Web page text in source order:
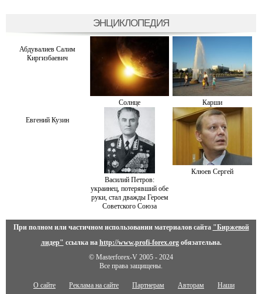
ЭНЦИКЛОПЕДИЯ
Абдувалиев Салим
Киргизбаевич
Солнце Карши
Евгений Кузин
Василий Петров:
украинец, потерявший обе
руки, стал дважды Героем
Советского Союза
Клюев Сергей
При полном или частичном использовании материалов сайта "Биржевой
лидер" ссылка на http://www.profi-forex.orgобязательна.
© Masterforex-V 2005 - 2024
Все права защищены.
О сайте Реклама на сайте Партнерам Авторам Наши